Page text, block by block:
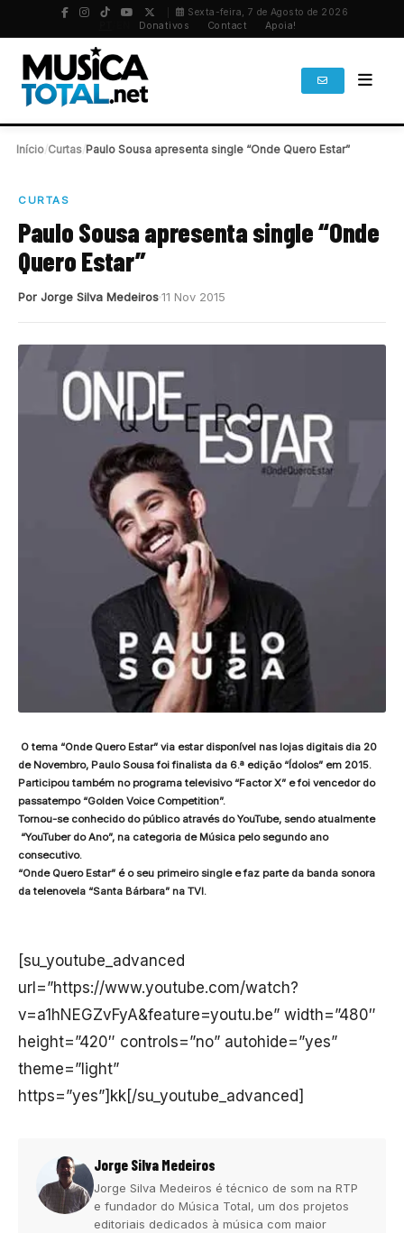
Sexta-feira, 7 de Agosto de 2026
Donativos Contact Apoia!
Início Curtas Paulo Sousa apresenta single “Onde Quero Estar”
CURTAS
Paulo Sousa apresenta single “Onde
Quero Estar”
Por Jorge Silva Medeiros11 Nov 2015
O tema “Onde Quero Estar” via estar disponível nas lojas digitais dia 20
de Novembro, Paulo Sousa foi finalista da 6.ª edição “Ídolos” em 2015.
Participou também no programa televisivo “Factor X” e foi vencedor do
passatempo “Golden Voice Competition”.
Tornou-se conhecido do público através do YouTube, sendo atualmente
“YouTuber do Ano”, na categoria de Música pelo segundo ano
consecutivo.
“Onde Quero Estar” é o seu primeiro single e faz parte da banda sonora
da telenovela “Santa Bárbara” na TVI.
[su_youtube_advanced
url=”https://www.youtube.com/watch?
v=a1hNEGZvFyA&feature=youtu.be” width=”480″
height=”420″ controls=”no” autohide=”yes”
theme=”light”
https=”yes”]kk[/su_youtube_advanced]
Jorge Silva Medeiros
Jorge Silva Medeiros é técnico de som na RTP
e fundador do Música Total, um dos projetos
editoriais dedicados à música com maior